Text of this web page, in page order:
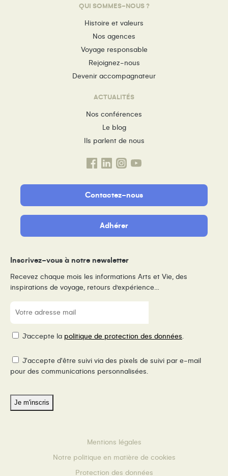
QUI SOMMES-NOUS ?
Histoire et valeurs
Nos agences
Voyage responsable
Rejoignez-nous
Devenir accompagnateur
ACTUALITÉS
Nos conférences
Le blog
Ils parlent de nous
Contactez-nous
Adhérer
Inscrivez-vous à notre newsletter
Recevez chaque mois les informations Arts et Vie, des
inspirations de voyage, retours d’expérience…
E-
mail
RGPDJ’accepte la politique de protection des données.
Pixel
de
J'accepte d'être suivi via des pixels de suivi par e-mail
pour des communications personnalisées.
Mentions légales
Notre politique en matière de cookies
Protection des données